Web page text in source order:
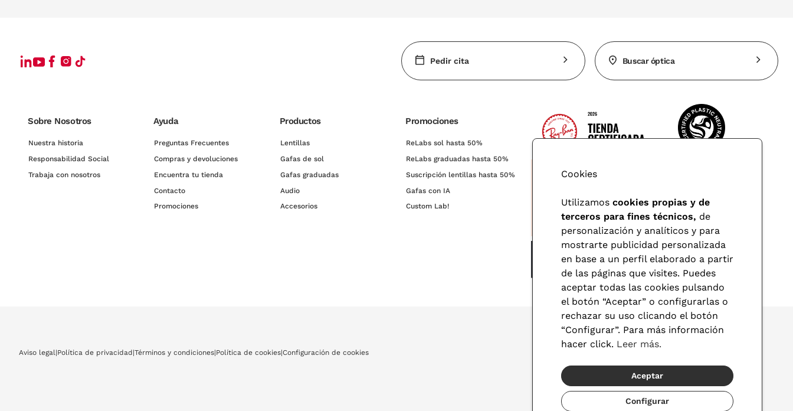
Pedir cita Buscar óptica
Sobre Nosotros
Nuestra historia
Responsabilidad Social
Trabaja con nosotros
Ayuda
Preguntas Frecuentes
Compras y devoluciones
Encuentra tu tienda
Contacto
Promociones
Productos
Lentillas
Gafas de sol
Gafas graduadas
Audio
Accesorios
Promociones
ReLabs sol hasta 50%
ReLabs graduadas hasta 50%
Suscripción lentillas hasta 50%
Gafas con IA
Custom Lab!
Aviso legal |Política de privacidad|Términos y condiciones|Política de cookies|Configuración de cookies
© 2026 Visionlab
Cookies
Utilizamos cookies propias y de
terceros para fines técnicos, de
personalización y analíticos y para
mostrarte publicidad personalizada
en base a un perfil elaborado a partir
de las páginas que visites. Puedes
aceptar todas las cookies pulsando
el botón “Aceptar” o configurarlas o
rechazar su uso clicando el botón
“Configurar”. Para más información
hacer click. Leer más.
Aceptar
Configurar